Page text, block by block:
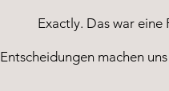
Exactly. Das war eine
machen